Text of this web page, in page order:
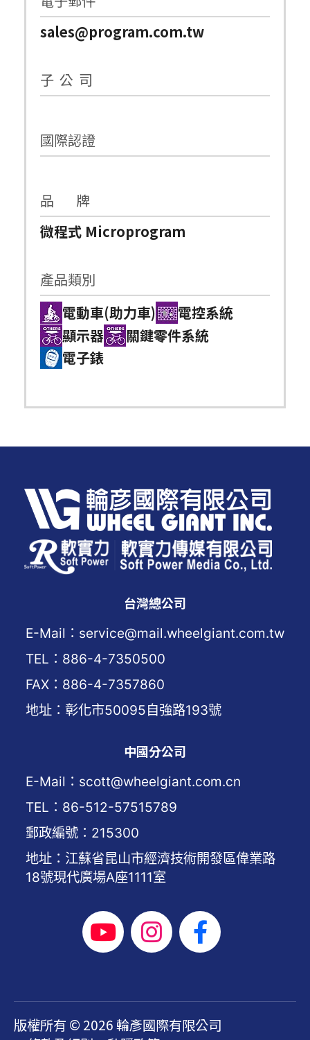
sales@program.com.tw
子 公 司
國際認證
品 牌
微程式 Microprogram
產品類別
電動車(助力車)
電控系統
顯示器
關鍵零件系統
電子錶
台灣總公司
E-Mail：service@mail.wheelgiant.com.tw
TEL：886-4-7350500
FAX：886-4-7357860
地址：彰化市50095自強路193號
中國分公司
E-Mail：scott@wheelgiant.com.cn
TEL：86-512-57515789
郵政編號：215300
地址：江蘇省昆山市經濟技術開發區偉業路
18號現代廣場A座1111室
版權所有 © 2026 輪彥國際有限公司